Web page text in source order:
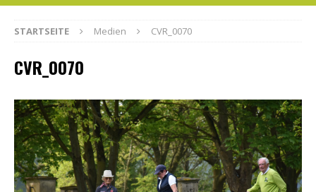
STARTSEITE Medien CVR_0070
CVR_0070